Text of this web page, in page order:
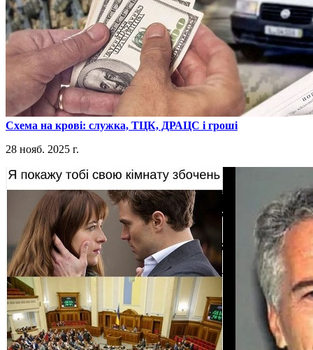
​Схема на крові: служка, ТЦК, ДРАЦС і гроші
28 нояб. 2025 г.